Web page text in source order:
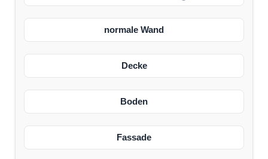
normale Wand
Decke
Boden
Fassade